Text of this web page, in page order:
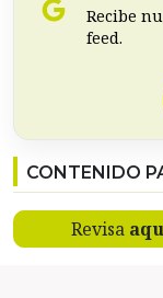
Recibe
feed.
CONTENIDO
Revisa